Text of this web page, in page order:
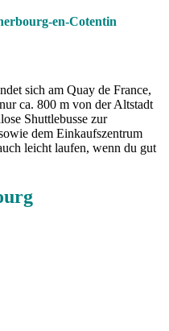
en-Cotentin
sich am Quay de France,
ca. 800 m von der Altstadt
Shuttlebusse zur
dem Einkaufszentrum
leicht laufen, wenn du gut